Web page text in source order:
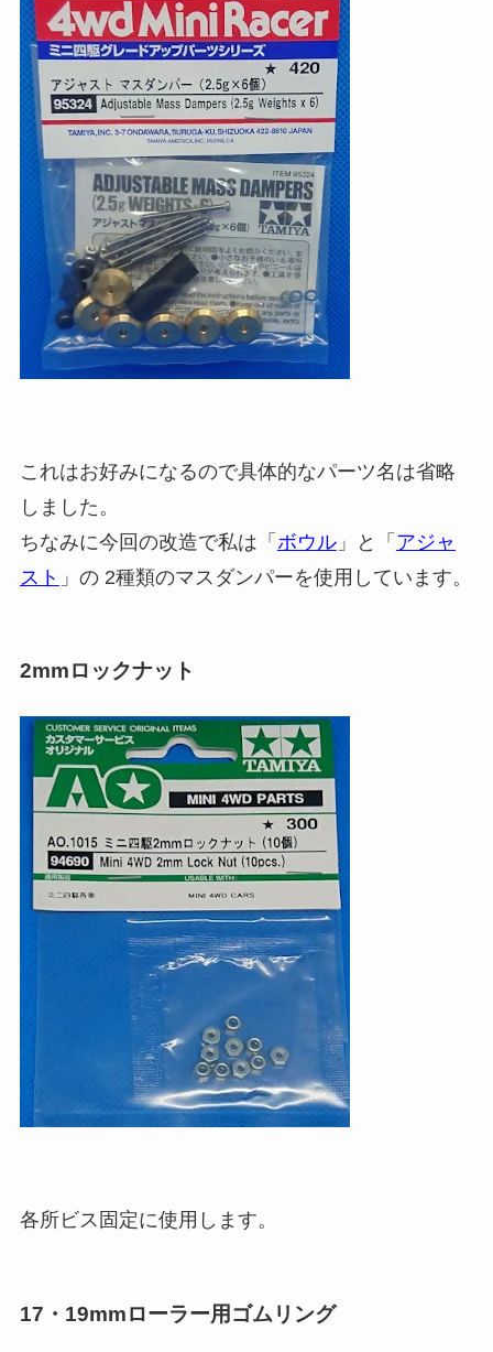
これはお好みになるので具体的なパーツ名は省略
しました。
ちなみに今回の改造で私は「 ボウル」と「 アジャ
スト 」の 2種類のマスダンパーを使用しています。
2mmロックナット
各所ビス固定に使用します。
17・19mmローラー用ゴムリング